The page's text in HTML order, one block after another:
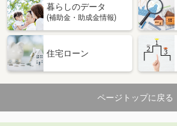
暮らしのデータ
(補助金・助成金情報)
住宅ローン
ページトップに戻る